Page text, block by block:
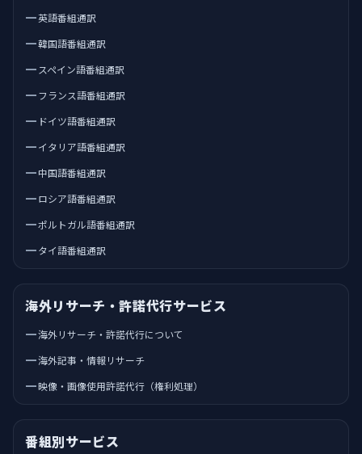
英語番組通訳
韓国語番組通訳
スペイン語番組通訳
フランス語番組通訳
ドイツ語番組通訳
イタリア語番組通訳
中国語番組通訳
ロシア語番組通訳
ポルトガル語番組通訳
タイ語番組通訳
海外リサーチ・許諾代行サービス
海外リサーチ・許諾代行について
海外記事・情報リサーチ
映像・画像使用許諾代行（権利処理）
番組別サービス